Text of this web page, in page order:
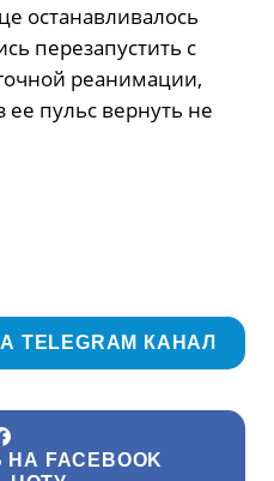
останавливалось
перезапустить с
реанимации,
ее пульс вернуть не
TELEGRAM КАНАЛ
FACEBOOK